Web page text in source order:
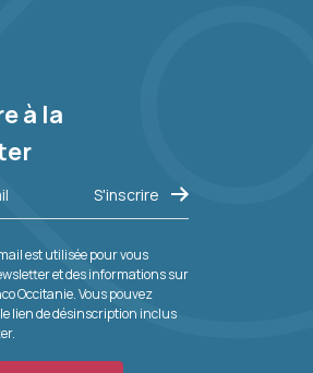
à la
est utilisée pour vous
et des informations sur
Occitanie. Vous pouvez
lien de désinscription inclus